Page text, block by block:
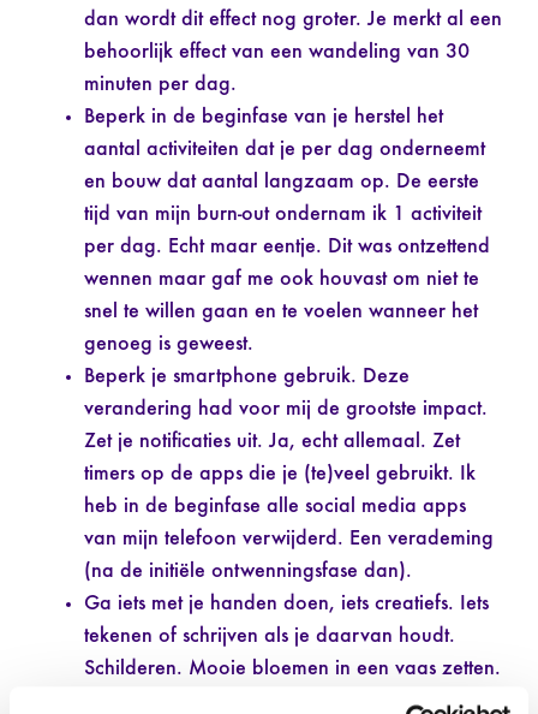
dan wordt dit effect nog groter. Je merkt al een
behoorlijk effect van een wandeling van 30
minuten per dag.
Beperk in de beginfase van je herstel het
aantal activiteiten dat je per dag onderneemt
en bouw dat aantal langzaam op. De eerste
tijd van mijn burn-out ondernam ik 1 activiteit
per dag. Echt maar eentje. Dit was ontzettend
wennen maar gaf me ook houvast om niet te
snel te willen gaan en te voelen wanneer het
genoeg is geweest.
Beperk je smartphone gebruik. Deze
verandering had voor mij de grootste impact.
Zet je notificaties uit. Ja, echt allemaal. Zet
timers op de apps die je (te)veel gebruikt. Ik
heb in de beginfase alle social media apps
van mijn telefoon verwijderd. Een verademing
(na de initiële ontwenningsfase dan).
Ga iets met je handen doen, iets creatiefs. Iets
tekenen of schrijven als je daarvan houdt.
Schilderen. Mooie bloemen in een vaas zetten.
Experimenteer in de keuken, bak eens een